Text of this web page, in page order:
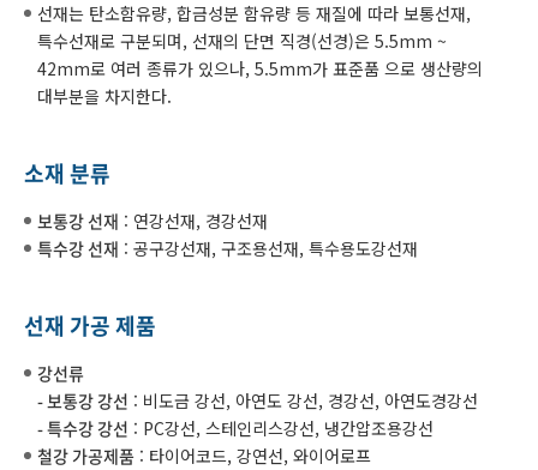
선재는 탄소함유량, 합금성분 함유량 등 재질에 따라 보통선재,
특수선재로 구분되며, 선재의 단면 직경(선경)은 5.5mm ~
42mm로 여러 종류가 있으나, 5.5mm가 표준품 으로 생산량의
대부분을 차지한다.
소재 분류
보통강 선재 : 연강선재, 경강선재
특수강 선재 : 공구강선재, 구조용선재, 특수용도강선재
선재 가공 제품
강선류
- 보통강 강선 : 비도금 강선, 아연도 강선, 경강선, 아연도경강선
- 특수강 강선 : PC강선, 스테인리스강선, 냉간압조용강선
철강 가공제품 : 타이어코드, 강연선, 와이어로프